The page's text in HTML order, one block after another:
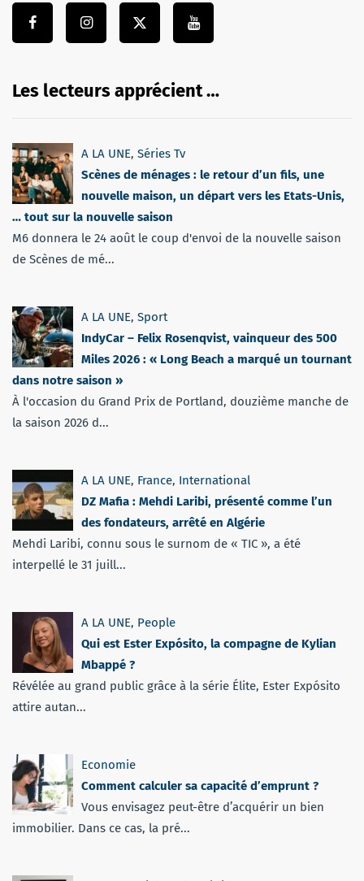
Les lecteurs apprécient …
A LA UNE, Séries Tv
Scènes de ménages : le retour d’un fils, une
nouvelle maison, un départ vers les Etats-Unis,
… tout sur la nouvelle saison
M6 donnera le 24 août le coup d'envoi de la nouvelle saison
de Scènes de mé...
A LA UNE, Sport
IndyCar – Felix Rosenqvist, vainqueur des 500
Miles 2026 : « Long Beach a marqué un tournant
dans notre saison »
À l'occasion du Grand Prix de Portland, douzième manche de
la saison 2026 d...
A LA UNE, France, International
DZ Mafia : Mehdi Laribi, présenté comme l’un
des fondateurs, arrêté en Algérie
Mehdi Laribi, connu sous le surnom de « TIC », a été
interpellé le 31 juill...
A LA UNE, People
Qui est Ester Expósito, la compagne de Kylian
Mbappé ?
Révélée au grand public grâce à la série Élite, Ester Expósito
attire autan...
Economie
Comment calculer sa capacité d’emprunt ?
Vous envisagez peut-être d’acquérir un bien
immobilier. Dans ce cas, la pré...